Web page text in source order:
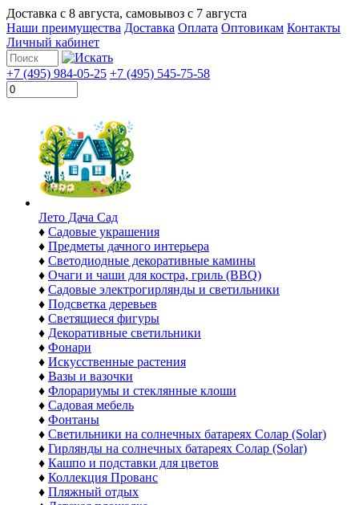
Доставка с 8 августа, самовывоз с 7 августа
Наши преимущества Доставка Оплата Оптовикам Контакты
Личный кабинет
+7 (495) 984-05-25 +7 (495) 545-75-58
Лето Дача Сад
♦ Садовые украшения
♦ Предметы дачного интерьера
♦ Светодиодные декоративные камины
♦ Очаги и чаши для костра, гриль (BBQ)
♦ Садовые электрогирлянды и светильники
♦ Подсветка деревьев
♦ Светящиеся фигуры
♦ Декоративные светильники
♦ Фонари
♦ Искусственные растения
♦ Вазы и вазочки
♦ Флорариумы и стеклянные клоши
♦ Садовая мебель
♦ Фонтаны
♦ Светильники на солнечных батареях Солар (Solar)
♦ Гирлянды на солнечных батареях Солар (Solar)
♦ Кашпо и подставки для цветов
♦ Коллекция Прованс
♦ Пляжный отдых